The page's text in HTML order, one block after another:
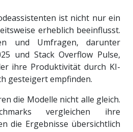
ist nicht nur ein
erheblich beeinflusst.
und Umfragen, darunter
und Stack Overflow Pulse,
ihre Produktivität durch KI-
gesteigert empfinden.
die Modelle nicht alle gleich.
vergleichen ihre
die Ergebnisse übersichtlich